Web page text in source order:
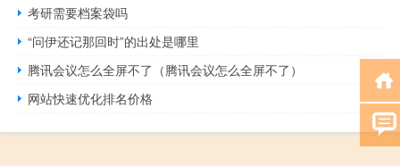
考研需要档案袋吗
“问伊还记那回时”的出处是哪里
腾讯会议怎么全屏不了（腾讯会议怎么全屏不了）
网站快速优化排名价格